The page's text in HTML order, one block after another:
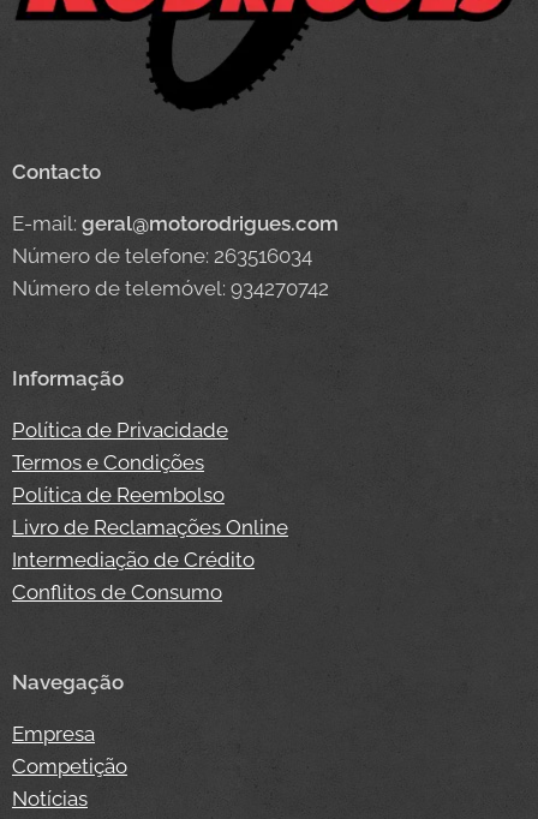
Contacto
E-mail: geral@motorodrigues.com
Número de telefone: 263516034
Número de telemóvel: 934270742
Informação
Política de Privacidade
Termos e Condições
Política de Reembolso
Livro de Reclamações Online
Intermediação de Crédito
Conflitos de Consumo
Navegação
Empresa
Competição
Notícias